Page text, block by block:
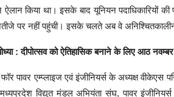
ऐलान किया था। इसके बाद यूनियन
पर नहीं पहुंची। इसके चलते अब वे
: दीपोत्सव को ऐतिहासिक बनाने के लिए आठ
पावर एम्प्लाइज एवं इंजीनियर्स के अध्यक्ष वीकेएस
विद्युत मंडल अभियंता संघ, पावर